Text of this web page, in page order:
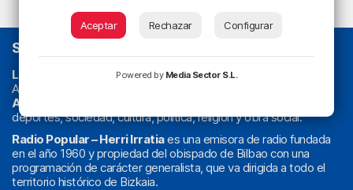
SOBRE NOSOTROS
La radio sin cadenas. Desde 1960 haciendo radio en Bilbao.
Actualidad y
Athletic
deportes, sociedad, cultura, política, religión y obra social.
Radio Popular – Herri Irratiaes una emisora de radio fundada
en el año 1960 y propiedad del obispado de Bilbao con una
programación de carácter generalista, que va dirigida a todo el
territorio histórico de Bizkaia.
Aceptar Rechazar Configurar
Powered by Media Sector S.L.